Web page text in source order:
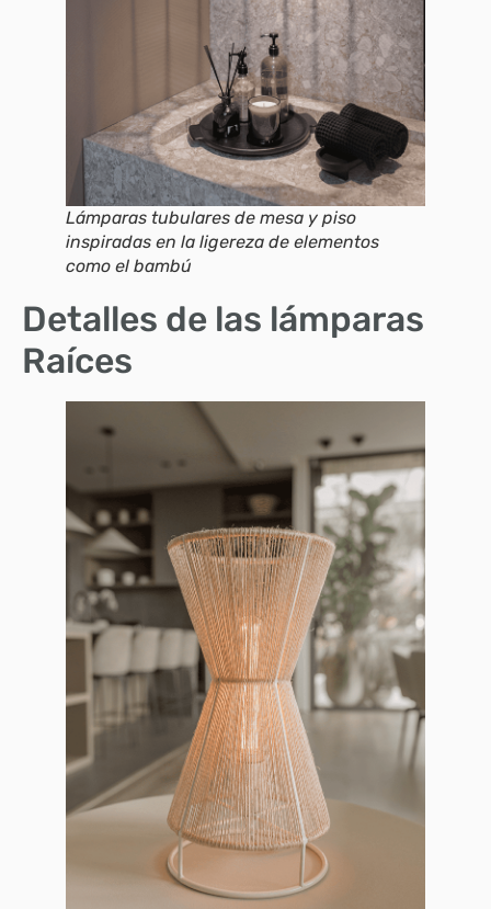
Lámparas tubulares de mesa y piso
inspiradas en la ligereza de elementos
como el bambú
Detalles de las lámparas
Raíces